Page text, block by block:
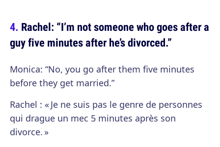
Rachel: “I’m not someone who goes after a
guy five minutes after he’s divorced.”
Monica: “No, you go after them five minutes
before they get married.”
Rachel : « Je ne suis pas le genre de personnes
qui drague un mec 5 minutes après son
divorce. »